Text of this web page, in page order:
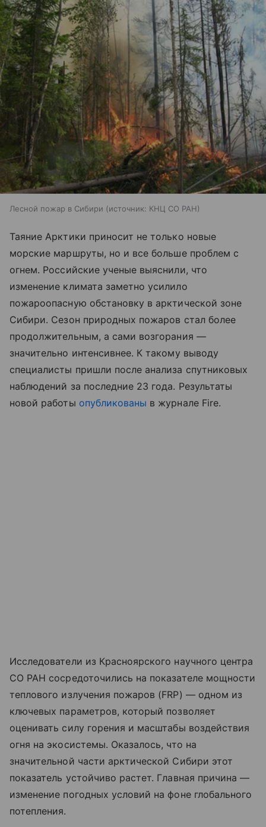
Лесной пожар в Сибири источник: КНЦ СО РАН
Таяние Арктики приносит не только новые
морские маршруты, но и все больше проблем с
огнем. Российские ученые выяснили, что
изменение климата заметно усилило
пожароопасную обстановку в арктической зоне
Сибири. Сезон природных пожаров стал более
продолжительным, а сами возгорания —
значительно интенсивнее. К такому выводу
специалисты пришли после анализа спутниковых
наблюдений за последние 23 года. Результаты
новой работы опубликованы в журнале Fire.
Исследователи из Красноярского научного центра
СО РАН сосредоточились на показателе мощности
теплового излучения пожаров (FRP) — одном из
ключевых параметров, который позволяет
оценивать силу горения и масштабы воздействия
огня на экосистемы. Оказалось, что на
значительной части арктической Сибири этот
показатель устойчиво растет. Главная причина —
изменение погодных условий на фоне глобального
потепления.